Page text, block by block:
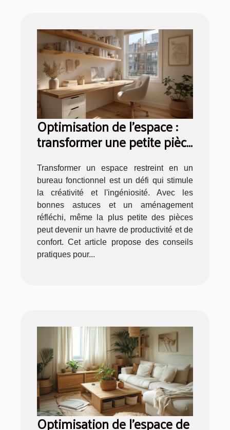
Optimisation de l'espace :
transformer une petite pièce
en bureau fonctionnel
Transformer un espace restreint en un
bureau fonctionnel est un défi qui stimule
la créativité et l'ingéniosité. Avec les
bonnes astuces et un aménagement
réfléchi, même la plus petite des pièces
peut devenir un havre de productivité et de
confort. Cet article propose des conseils
pratiques pour...
Optimisation de l'espace de